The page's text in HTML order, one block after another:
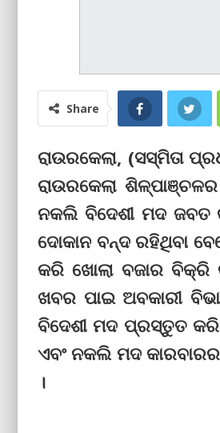
Share
ରାଉରକେଲା, (ସସ୍ମିତା
ରାଉରକେଲା
ନକଲି ବିଦେଶୀ ମଦ ଜବତ
ଦୋକାନ ବନ୍ଦ ରହିଥିବା
କରି ଖୋଲା ବଜାର ବିକ୍ରି
ଖବର ପାଇ ଅବକାରୀ
ବିଦେଶୀ ମଦ ପ୍ରସ୍ତୁତ
ଏବଂ ନକଲି ମଦ
।